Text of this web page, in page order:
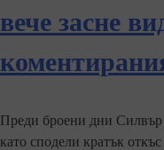
вече засне
Преди броени дни Силвър
като сподели кратък